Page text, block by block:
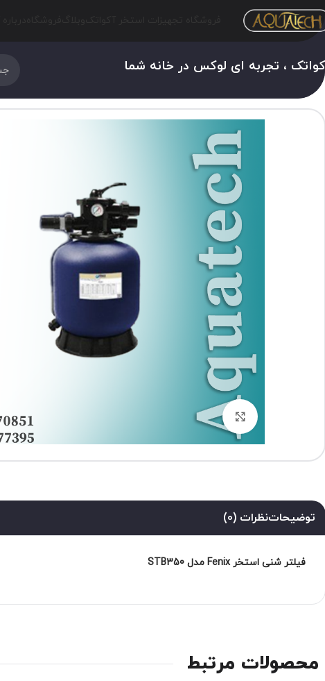
، تجربه ای لوکس در خانه شما
برای بزرگنمایی کلیک کنید
توضیحاتنظرات (0)
فیلتر شنی استخر Fenix مدل STB350
محصولات مرتبط